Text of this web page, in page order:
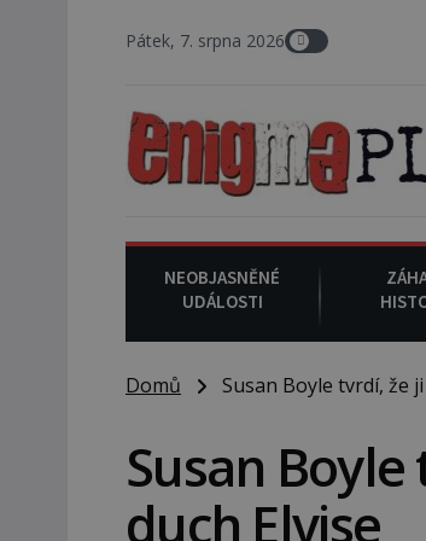
Pátek, 7. srpna 2026 7.
NEOBJASNĚNÉ
UDÁLOSTI
Domů Susan Boyle tvrdí, že
Susan
duch Elvise